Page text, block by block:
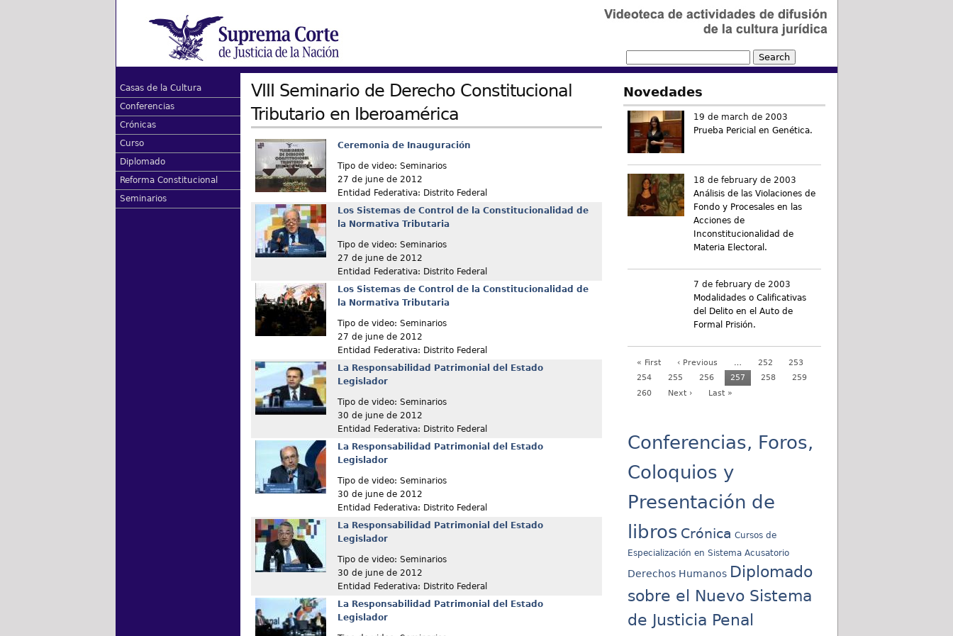
Casas de la Cultura
Conferencias
Crónicas
Curso
Diplomado
Reforma Constitucional
Seminarios
VIII Seminario de Derecho Constitucional
Tributario en Iberoamérica
Ceremonia de Inauguración
Tipo de video: Seminarios
27 de june de 2012
Entidad Federativa: Distrito Federal
Los Sistemas de Control de la Constitucionalidad de
la Normativa Tributaria
Tipo de video: Seminarios
27 de june de 2012
Entidad Federativa: Distrito Federal
Los Sistemas de Control de la Constitucionalidad de
la Normativa Tributaria
Tipo de video: Seminarios
27 de june de 2012
Entidad Federativa: Distrito Federal
La Responsabilidad Patrimonial del Estado
Legislador
Tipo de video: Seminarios
30 de june de 2012
Entidad Federativa: Distrito Federal
La Responsabilidad Patrimonial del Estado
Legislador
Tipo de video: Seminarios
30 de june de 2012
Entidad Federativa: Distrito Federal
La Responsabilidad Patrimonial del Estado
Legislador
Tipo de video: Seminarios
30 de june de 2012
Entidad Federativa: Distrito Federal
La Responsabilidad Patrimonial del Estado
Legislador
Novedades
19 de march de 2003
Prueba Pericial en Genética.
18 de february de 2003
Análisis de las Violaciones de
Fondo y Procesales en las
Acciones de
Inconstitucionalidad de
Materia Electoral.
7 de february de 2003
Modalidades o Calificativas
del Delito en el Auto de
Formal Prisión.
« First ‹ Previous … 252
253
254
255 256 257 258
259
260
Next › Last »
Conferencias, Foros,
Coloquios y
Presentación de
libros Crónica Cursos de
Especialización en Sistema Acusatorio
Derechos Humanos Diplomado
sobre el Nuevo Sistema
de Justicia Penal